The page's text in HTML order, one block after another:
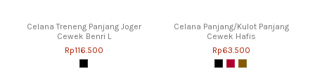
Celana Treneng Panjang Joger
Cewek Benri L
Rp116.500
Celana Panjang/Kulot Panjang
Cewek Hafis
Rp63.500